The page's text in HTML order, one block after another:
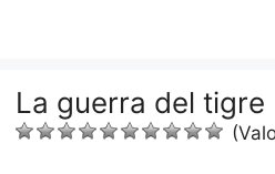
La guerra del tigre